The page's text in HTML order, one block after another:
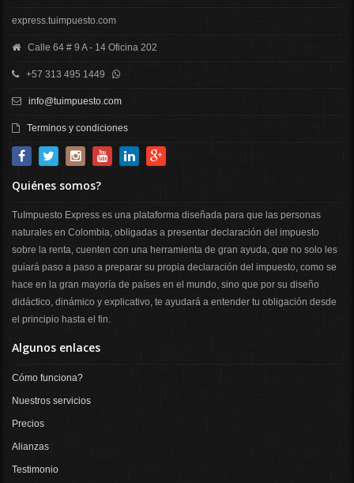
express.tuimpuesto.com
Calle 64 # 9 A - 14 Oficina 202
+57 313 495 1449
info@tuimpuesto.com
Terminos y condiciones
Quiénes somos?
TuImpuesto Express es una plataforma diseñada para que las personas
naturales en Colombia, obligadas a presentar declaración del impuesto
sobre la renta, cuenten con una herramienta de gran ayuda, que no solo les
guiará paso a paso a preparar su propia declaración del impuesto, como se
hace en la gran mayoría de países en el mundo, sino que por su diseño
didáctico, dinámico y explicativo, te ayudará a entender tu obligación desde
el principio hasta el fin.
Algunos enlaces
Cómo funciona?
Nuestros servicios
Precios
Alianzas
Testimonio